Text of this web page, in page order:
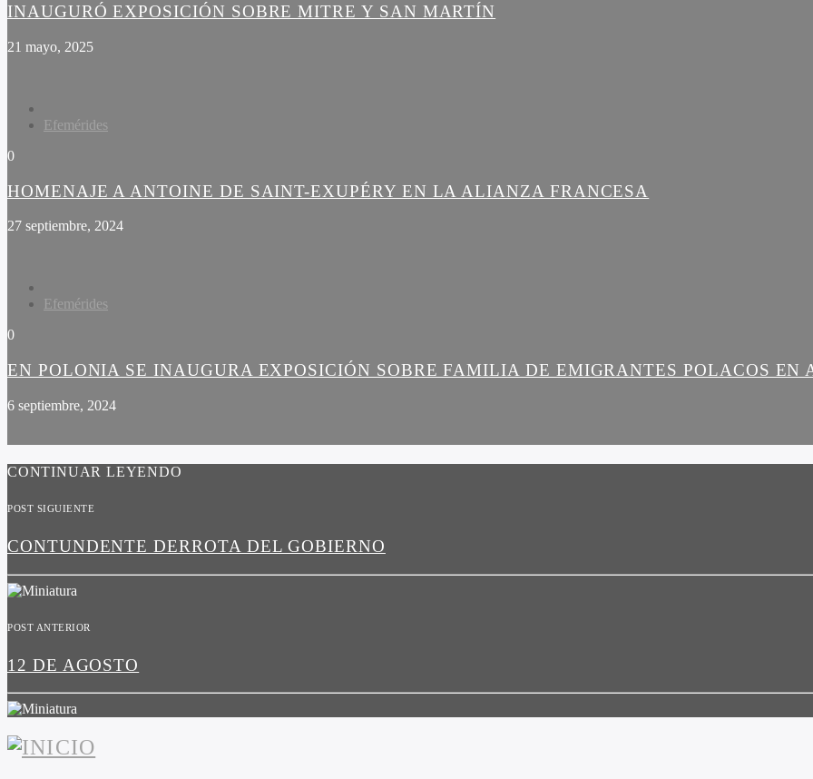
INAUGURÓ EXPOSICIÓN SOBRE MITRE Y SAN MARTÍN
21 mayo, 2025
Efemérides
0
HOMENAJE A ANTOINE DE SAINT-EXUPÉRY EN LA ALIANZA FRANCESA
27 septiembre, 2024
Efemérides
0
EN POLONIA SE INAUGURA EXPOSICIÓN SOBRE FAMILIA DE EMIGRANTES POLACOS EN
6 septiembre, 2024
CONTINUAR LEYENDO
POST SIGUIENTE
CONTUNDENTE DERROTA DEL GOBIERNO
POST ANTERIOR
12 DE AGOSTO